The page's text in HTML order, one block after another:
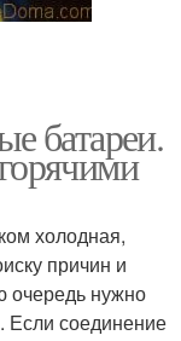
батареи.
холодная,
причин и
очередь нужно
Если соединение